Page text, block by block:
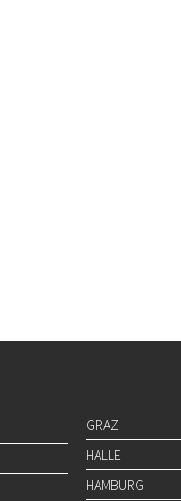
GRAZ
HALLE
HAMBURG